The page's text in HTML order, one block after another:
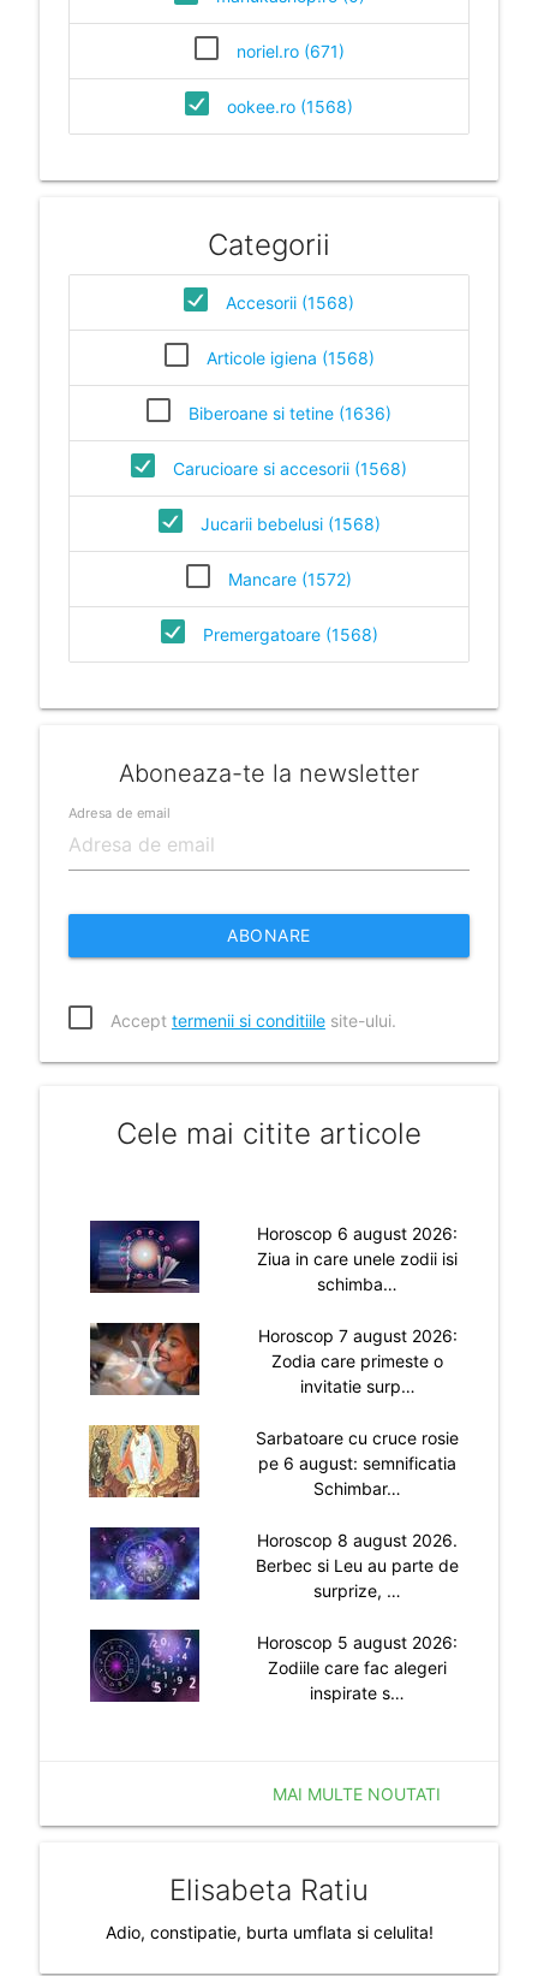
noriel.ro (671)
ookee.ro (1568)
Categorii
Accesorii (1568)
Articole igiena (1568)
Biberoane si tetine (1636)
Carucioare si accesorii (1568)
Jucarii bebelusi (1568)
Mancare (1572)
Premergatoare (1568)
Aboneaza-te la newsletter
Adresa de email
ABONARE
Accept termenii si conditiilesite-ului.
Cele mai citite articole
Horoscop 6 august 2026:
Ziua in care unele zodii isi
schimba…
Horoscop 7 august 2026:
Zodia care primeste o
invitatie surp…
Sarbatoare cu cruce rosie
pe 6 august: semnificatia
Schimbar…
Horoscop 8 august 2026.
Berbec si Leu au parte de
surprize, …
Horoscop 5 august 2026:
Zodiile care fac alegeri
inspirate s…
MAI MULTE NOUTATI